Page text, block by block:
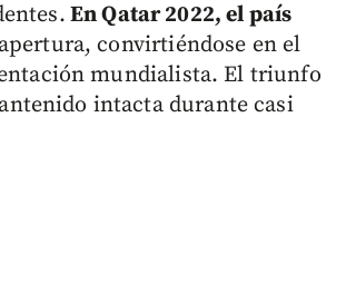
En Qatar 2022, el país
convirtiéndose en el
mundialista. El triunfo
intacta durante casi